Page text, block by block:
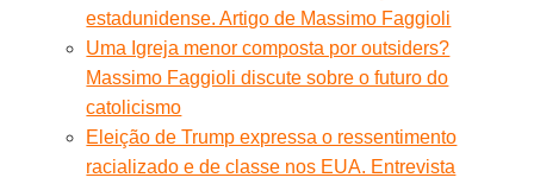
estadunidense. Artigo de Massimo Faggioli
Uma Igreja menor composta por outsiders?
Massimo Faggioli discute sobre o futuro do
catolicismo
Eleição de Trump expressa o ressentimento
racializado e de classe nos EUA. Entrevista